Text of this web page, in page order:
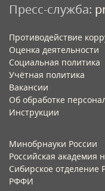
Пресс-служба:
Противодействие
Оценка деятельности
Социальная политика
Учётная политика​
Вакансии​
Об обработке
Инструкции​
Минобрнауки России
Российская академия
Сибирское отделение
РФФИ